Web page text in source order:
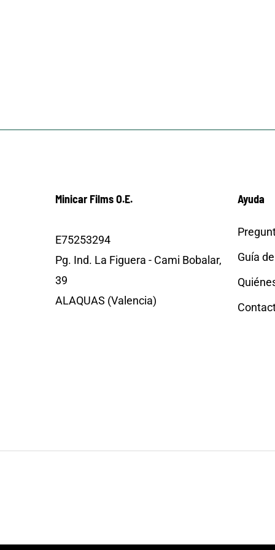
Minicar Films O.E.
E75253294
Pg. Ind. La Figuera - Cami Bobalar,
39
ALAQUAS (Valencia)
Ayuda
Guía